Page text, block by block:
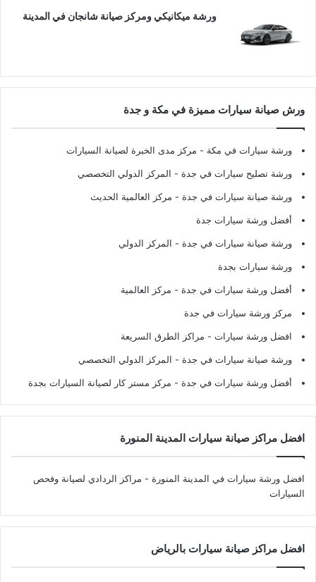
ورشة ميكانيكي ومركز صيانة شانجان في المدينة
ورش صيانة سيارات مميزة في مكة و جدة
ورشة سيارات في مكة - مركز مدى الخبرة لصيانة السيارات
ورشة تصليح سيارات في جدة - المركز الدولي التخصصي
ورشة صيانة سيارات في جدة - مركز العالمية الحديث
أفضل ورشة سيارات جدة
ورشة صيانة سيارات في جدة - المركز الدولي
ورشة سيارات بجدة
أفضل ورشة سيارات في جدة - مركز العالمية
مركز ورشة سيارات في جدة
افضل ورشة سيارات - مراكز الطرق السريعة
ورشة صيانة سيارات في جدة - المركز الدولي التخصصي
أفضل ورشة سيارات في جدة - مركز مستر كار لصيانة السيارات بجدة
افضل مراكز صيانة سيارات المدينة المنورة
افضل ورشة سيارات في المدينة المنورة - مراكز الردادي لصيانة وفحص
السيارات
افضل مراكز صيانة سيارات بالرياض